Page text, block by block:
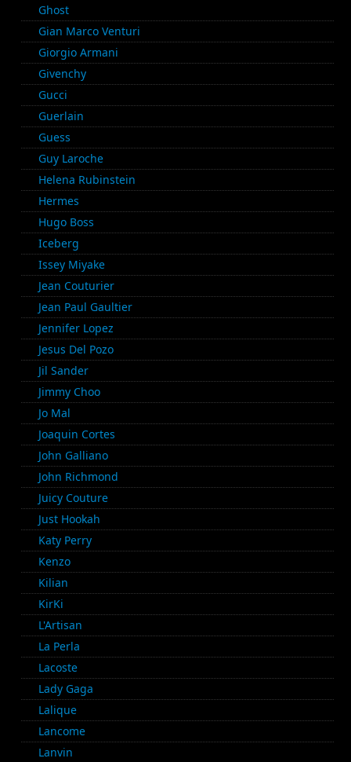
Ghost
Gian Marco Venturi
Giorgio Armani
Givenchy
Gucci
Guerlain
Guess
Guy Laroche
Helena Rubinstein
Hermes
Hugo Boss
Iceberg
Issey Miyake
Jean Couturier
Jean Paul Gaultier
Jennifer Lopez
Jesus Del Pozo
Jil Sander
Jimmy Choo
Jo Mal
Joaquin Cortes
John Galliano
John Richmond
Juicy Couture
Just Hookah
Katy Perry
Kenzo
Kilian
KirKi
L'Artisan
La Perla
Lacoste
Lady Gaga
Lalique
Lancome
Lanvin